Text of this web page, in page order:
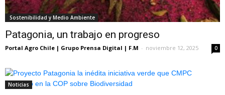
Sostenibilidad y Medio Ambiente
Patagonia, un trabajo en progreso
Portal Agro Chile | Grupo Prensa Digital | F.M - noviembre 12, 2025 0
Noticias